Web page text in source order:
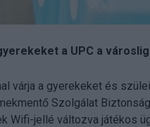
a UPC a
várja a gyerekeket és
Szolgálat
Wifi-jellé változva játékos